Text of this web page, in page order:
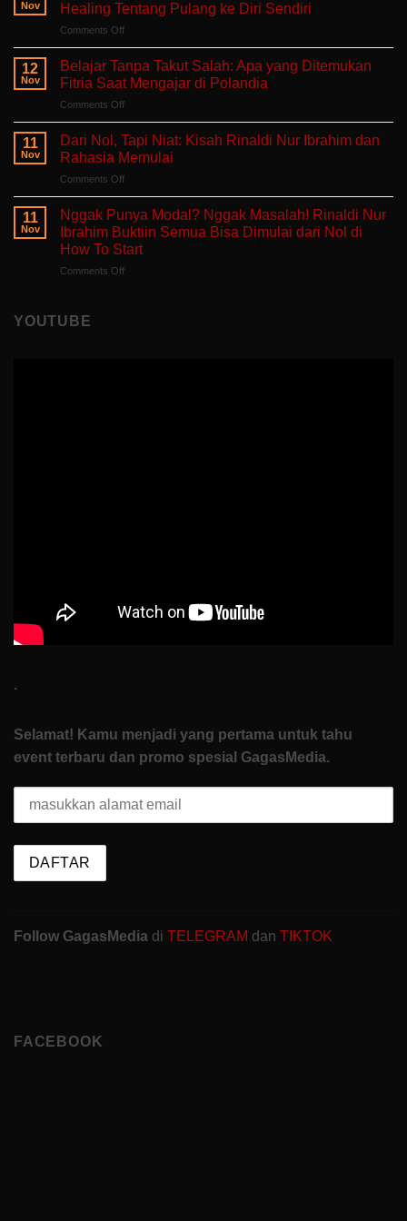
Untuk
Mengeluh:
Ruang
Aman
untuk
Sedang
Berjuang
Nov
Healing Tentang Pulang ke Diri Sendiri
Comments Offon
Untukmu
Singgah
dan
Bercerita:
Buku
Self-
Healing
ke
Diri
Sendiri
12
Nov
Belajar Tanpa Takut Salah: Apa yang Ditemukan
Fitria Saat Mengajar di Polandia
Comments Offon
Tanpa
Takut
Salah:
Apa
yang
Ditemukan
Fitria
Saat
Mengajar
di
11
Nov
Dari Nol, Tapi Niat: Kisah Rinaldi Nur Ibrahim dan
Rahasia Memulai
Comments Offon
Tapi
Niat:
Kisah
Rinaldi
11
Nov
Nggak Punya Modal? Nggak Masalah! Rinaldi Nur
Ibrahim Buktiin Semua Bisa Dimulai dari Nol di
How To Start
Comments Offon
YOUTUBE
.
Selamat! Kamu menjadi yang pertama untuk tahu
event terbaru dan promo spesial GagasMedia.
Follow GagasMedia di TELEGRAM dan TIKTOK
FACEBOOK